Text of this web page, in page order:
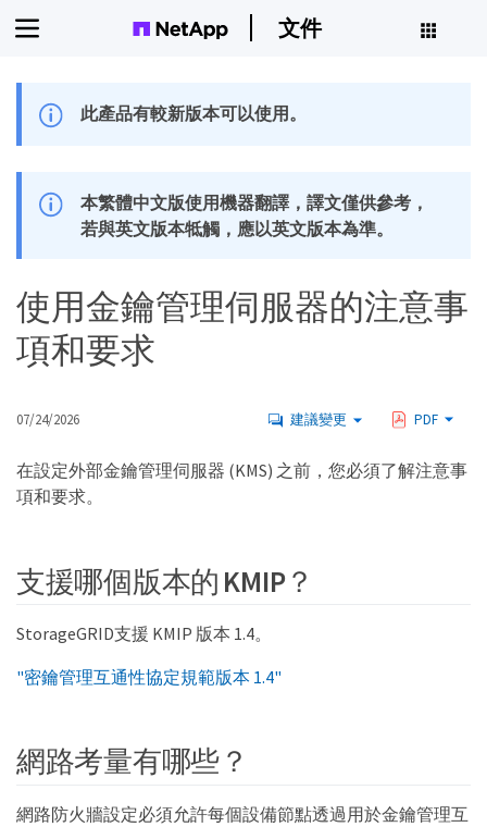
文件
此產品有較新版本可以使用。
本繁體中文版使用機器翻譯，譯文僅供參考，
若與英文版本牴觸，應以英文版本為準。
使用金鑰管理伺服器的注意事
項和要求
07/24/2026 建議變更 PDF
在設定外部金鑰管理伺服器 (KMS) 之前，您必須了解注意事
項和要求。
支援哪個版本的 KMIP？
StorageGRID支援 KMIP 版本 1.4。
"密鑰管理互通性協定規範版本 1.4"
網路考量有哪些？
網路防火牆設定必須允許每個設備節點透過用於金鑰管理互